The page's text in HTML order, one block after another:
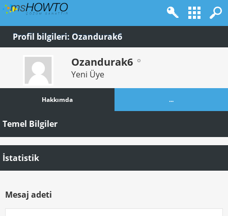
Profil bilgileri: Ozandurak6
Ozandurak6
Yeni Üye
Hakkımda ...
Temel Bilgiler
İstatistik
Mesaj adeti